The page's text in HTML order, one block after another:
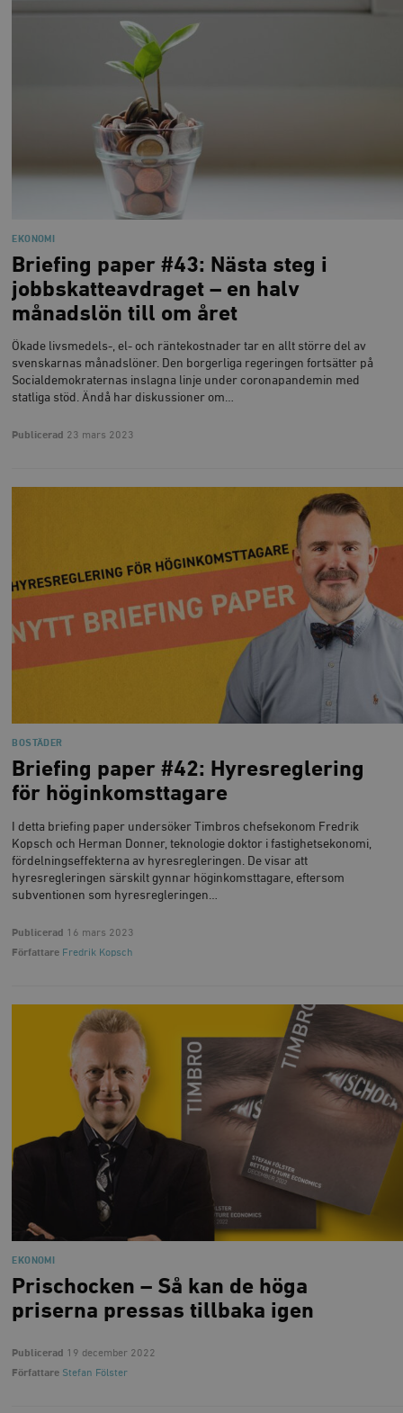
EKONOMI
Briefing paper #43: Nästa steg i
jobbskatteavdraget – en halv
månadslön till om året
Ökade livsmedels-, el- och räntekostnader tar en allt större del av
svenskarnas månadslöner. Den borgerliga regeringen fortsätter på
Socialdemokraternas inslagna linje under coronapandemin med
statliga stöd. Ändå har diskussioner om…
Publicerad 23 mars 2023
BOSTÄDER
Briefing paper #42: Hyresreglering
för höginkomsttagare
I detta briefing paper undersöker Timbros chefsekonom Fredrik
Kopsch och Herman Donner, teknologie doktor i fastighetsekonomi,
fördelningseffekterna av hyresregleringen. De visar att
hyresregleringen särskilt gynnar höginkomsttagare, eftersom
subventionen som hyresregleringen…
Publicerad 16 mars 2023
Författare Fredrik Kopsch
EKONOMI
Prischocken – Så kan de höga
priserna pressas tillbaka igen
Publicerad 19 december 2022
Författare Stefan Fölster